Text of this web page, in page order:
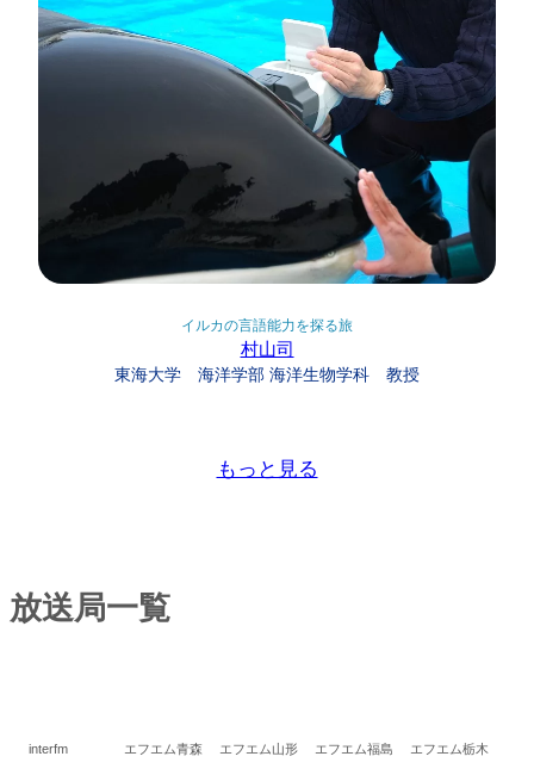
イルカの言語能力を探る旅
村山司
東海大学 海洋学部 海洋生物学科 教授
もっと見る
放送局一覧
interfm エフエム青森 エフエム山形 エフエム福島 エフエム栃木